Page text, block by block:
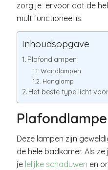
zorg je ervoor dat de
multifunctioneel is.
Inhoudsopgave
Plafondlampen
Wandlampen
Hanglamp
Het beste type licht
Deze lampen zijn
de hele badkamer. Als
je lelijke schaduwen en